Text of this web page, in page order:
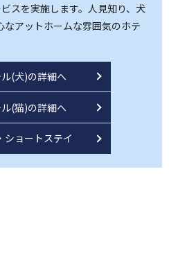
スを実施します。人見知り、犬
なアットホームな雰囲気のホテ
(犬)の詳細へ
(猫)の詳細へ
ショートステイ